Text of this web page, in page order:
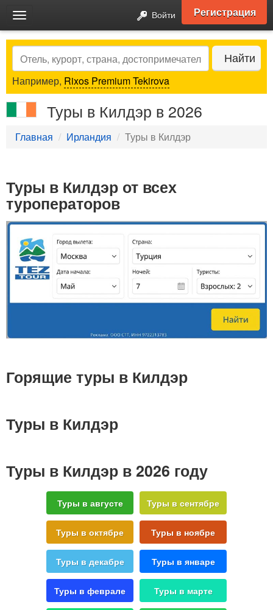
Toggle
navigation
Войти Регистрация
Search Найти
Например, Rixos Premium Tekirova
Туры в Килдэр в 2026
Главная Ирландия Туры в Килдэр
Туры в Килдэр от всех
туроператоров
Горящие туры в Килдэр
Туры в Килдэр
Туры в Килдэр в 2026 году
Туры в августе Туры в сентябре
Туры в октябре Туры в ноябре
Туры в декабре Туры в январе
Туры в феврале Туры в марте